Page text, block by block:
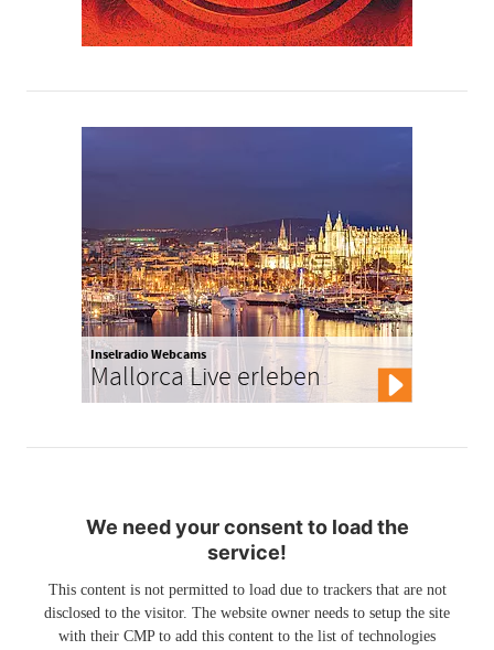
Inselradio Webcams
Mallorca Live erleben
We need your consent to load the
service!
This content is not permitted to load due to trackers that are not
disclosed to the visitor. The website owner needs to setup the site
with their CMP to add this content to the list of technologies